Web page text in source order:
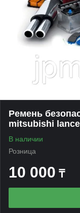
Ремень
mitsubishi
В наличии
Розница
10 000 ₸